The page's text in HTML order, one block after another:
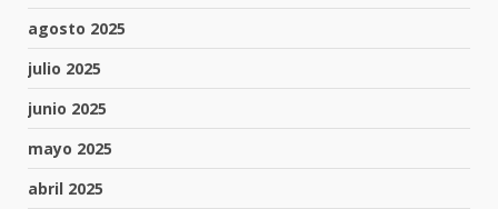
agosto 2025
julio 2025
junio 2025
mayo 2025
abril 2025